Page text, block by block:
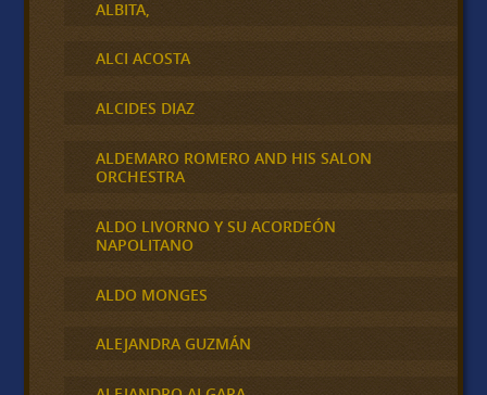
ALBITA,
ALCI ACOSTA
ALCIDES DIAZ
ALDEMARO ROMERO AND HIS SALON
ORCHESTRA
ALDO LIVORNO Y SU ACORDEÓN
NAPOLITANO
ALDO MONGES
ALEJANDRA GUZMÁN